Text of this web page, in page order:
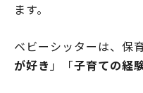
ます。
ベビーシッターは、保
が好き」「子育ての経